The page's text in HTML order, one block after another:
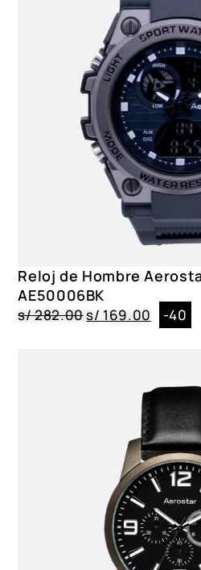
Maquinaria
Resistencia
Acero Inoxidable|Dorado|Broche
Acero Inoxidable|Circular|4 cm
Género
Caballero
Reloj de Hombre
AE50006BK
s/282.00s/ 169.00 -40